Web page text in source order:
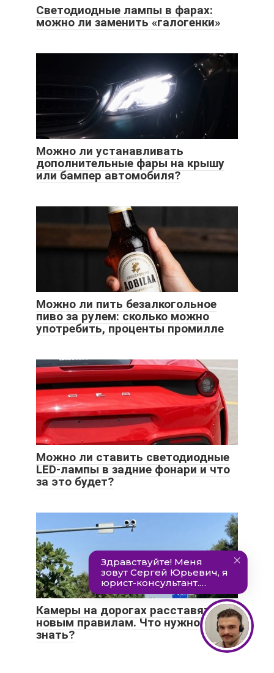
Светодиодные лампы в фарах:
можно ли заменить «галогенки»
Можно ли устанавливать
дополнительные фары на крышу
или бампер автомобиля?
Можно ли пить безалкогольное
пиво за рулем: сколько можно
употребить, проценты промилле
Можно ли ставить светодиодные
LED-лампы в задние фонари и что
за это будет?
Камеры на дорогах расставят по
новым правилам. Что нужно
знать?